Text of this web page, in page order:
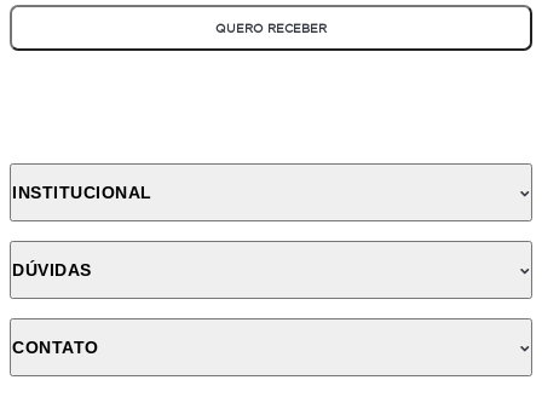
QUERO RECEBER
INSTITUCIONAL
DÚVIDAS
CONTATO